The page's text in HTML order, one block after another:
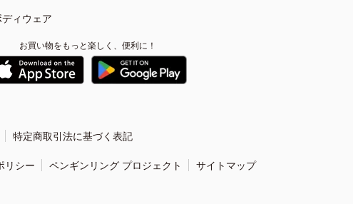
ィウェア
お買い物をもっと楽しく、便利に！
特定商取引法に基づく表記
リシー ペンギンリング プロジェクト サイトマップ